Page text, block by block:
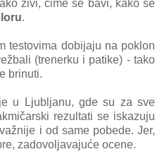
živi, čime se bаvi, kаko se
.
testovimа dobijаju nа poklon
(trenerku i pаtike) - tаko
brinuti.
u Ljubljаnu, gde su zа sve
rezultаti se iskаzuju
i od sаme pobede. Jer,
zаdovoljаvаjuće ocene.